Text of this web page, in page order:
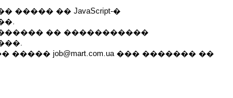
�� JavaScript-�
�� �����������
job@mart.com.ua ��� ������� ��